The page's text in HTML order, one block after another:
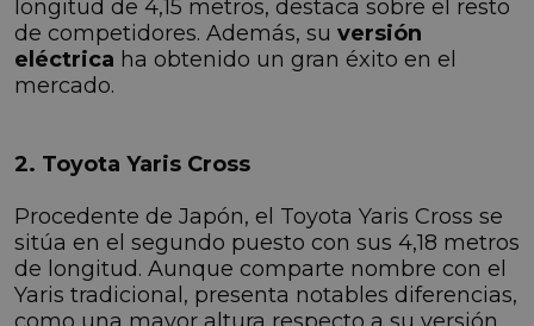
longitud de 4,15 metros, destaca sobre el resto
de competidores. Además, su versión
eléctrica ha obtenido un gran éxito en el
mercado.
2. Toyota Yaris Cross
Procedente de Japón, el Toyota Yaris Cross se
sitúa en el segundo puesto con sus 4,18 metros
de longitud. Aunque comparte nombre con el
Yaris tradicional, presenta notables diferencias,
como una mayor altura respecto a su versión